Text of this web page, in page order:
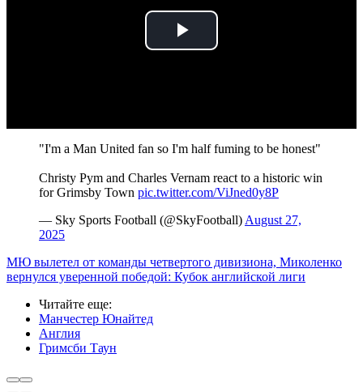
Play
"I'm a Man United fan so I'm half fuming to be honest"
Christy Pym and Charles Vernam react to a historic win
for Grimsby Town pic.twitter.com/ViJned0y8P
— Sky Sports Football (@SkyFootball) August 27,
2025
МЮ вылетел от команды четвертого дивизиона, Миколенко
вернулся уверенной победой: Кубок английской лиги
Читайте еще:
Манчестер Юнайтед
Англия
Гримсби Таун